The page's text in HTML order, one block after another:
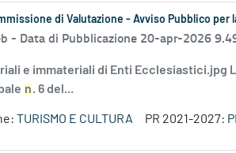
di Valutazione - Avviso Pubblico per
- Data di Pubblicazione 20-apr-2026
e immateriali di Enti Ecclesiastici.jpg
n. 6 del...
TURISMO E CULTURA PR 2021-2027: